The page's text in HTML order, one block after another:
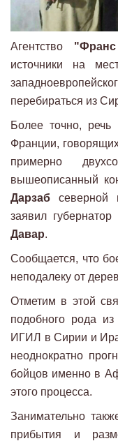
Агентство
источники на
перебираться из
Более точно,
Франции,
примерно
вышеописанный
Дарзаб северной
заявил
Давар.
Сообщается, что
неподалеку от
Отметим в этой
подобного рода
ИГИЛ в Сирии и
неоднократно
бойцов именно в
этого процесса.
Занимательно
прибытия и